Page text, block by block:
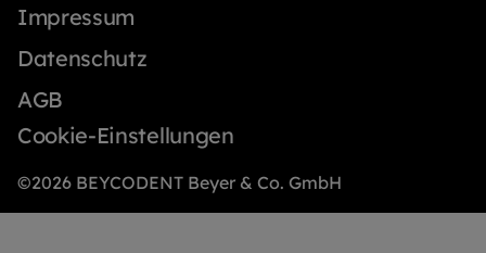
Impressum
Datenschutz
AGB
Cookie-Einstellungen
©2026 BEYCODENT Beyer & Co. GmbH